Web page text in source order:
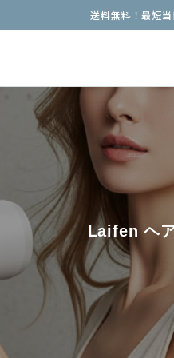
送料無料！最短
Laifen ヘ